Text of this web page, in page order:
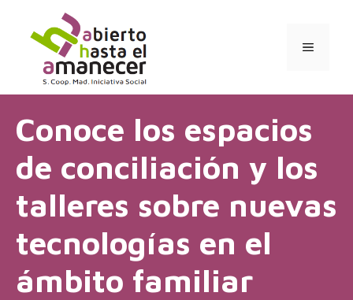
contenido
MENÚ
Conoce los espacios
de conciliación y los
talleres sobre nuevas
tecnologías en el
ámbito familiar